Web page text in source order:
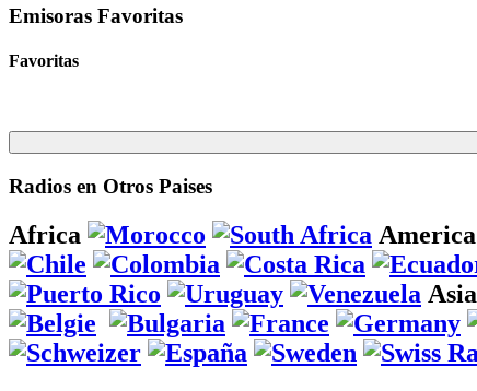
Emisoras Favoritas
Favoritas
Radios en Otros Paises
Africa America
Asia